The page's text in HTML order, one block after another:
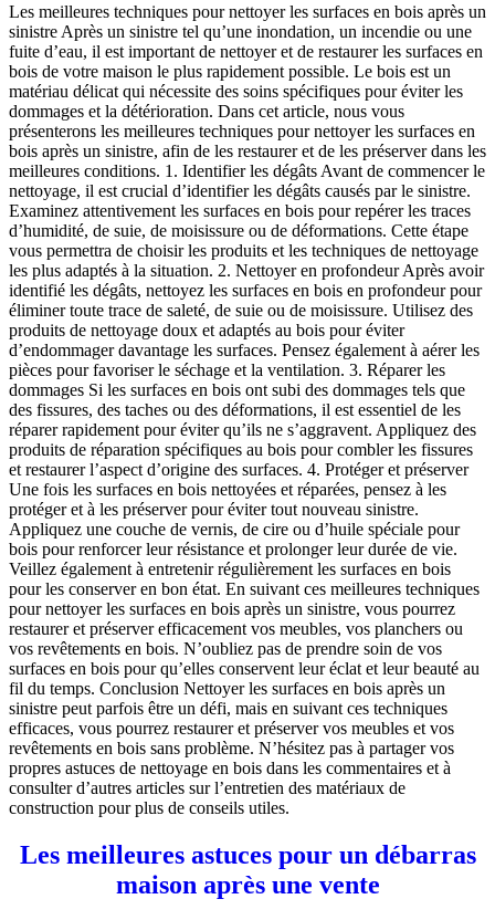
Les meilleures techniques pour nettoyer les surfaces en bois après un
sinistre Après un sinistre tel qu’une inondation, un incendie ou une
fuite d’eau, il est important de nettoyer et de restaurer les surfaces en
bois de votre maison le plus rapidement possible. Le bois est un
matériau délicat qui nécessite des soins spécifiques pour éviter les
dommages et la détérioration. Dans cet article, nous vous
présenterons les meilleures techniques pour nettoyer les surfaces en
bois après un sinistre, afin de les restaurer et de les préserver dans les
meilleures conditions. 1. Identifier les dégâts Avant de commencer le
nettoyage, il est crucial d’identifier les dégâts causés par le sinistre.
Examinez attentivement les surfaces en bois pour repérer les traces
d’humidité, de suie, de moisissure ou de déformations. Cette étape
vous permettra de choisir les produits et les techniques de nettoyage
les plus adaptés à la situation. 2. Nettoyer en profondeur Après avoir
identifié les dégâts, nettoyez les surfaces en bois en profondeur pour
éliminer toute trace de saleté, de suie ou de moisissure. Utilisez des
produits de nettoyage doux et adaptés au bois pour éviter
d’endommager davantage les surfaces. Pensez également à aérer les
pièces pour favoriser le séchage et la ventilation. 3. Réparer les
dommages Si les surfaces en bois ont subi des dommages tels que
des fissures, des taches ou des déformations, il est essentiel de les
réparer rapidement pour éviter qu’ils ne s’aggravent. Appliquez des
produits de réparation spécifiques au bois pour combler les fissures
et restaurer l’aspect d’origine des surfaces. 4. Protéger et préserver
Une fois les surfaces en bois nettoyées et réparées, pensez à les
protéger et à les préserver pour éviter tout nouveau sinistre.
Appliquez une couche de vernis, de cire ou d’huile spéciale pour
bois pour renforcer leur résistance et prolonger leur durée de vie.
Veillez également à entretenir régulièrement les surfaces en bois
pour les conserver en bon état. En suivant ces meilleures techniques
pour nettoyer les surfaces en bois après un sinistre, vous pourrez
restaurer et préserver efficacement vos meubles, vos planchers ou
vos revêtements en bois. N’oubliez pas de prendre soin de vos
surfaces en bois pour qu’elles conservent leur éclat et leur beauté au
fil du temps. Conclusion Nettoyer les surfaces en bois après un
sinistre peut parfois être un défi, mais en suivant ces techniques
efficaces, vous pourrez restaurer et préserver vos meubles et vos
revêtements en bois sans problème. N’hésitez pas à partager vos
propres astuces de nettoyage en bois dans les commentaires et à
consulter d’autres articles sur l’entretien des matériaux de
construction pour plus de conseils utiles.
Les meilleures astuces pour un débarras
maison après une vente